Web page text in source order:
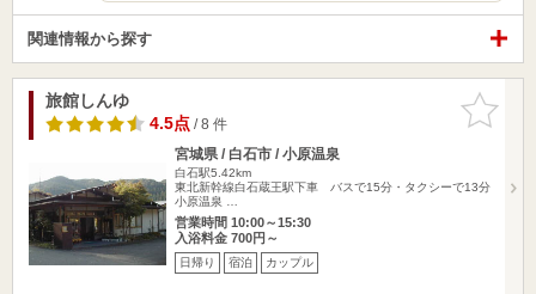
関連情報から探す
お気に入
りに追加
旅館しんゆ
4.5点/ 8 件
宮城県 / 白石市 / 小原温泉
白石駅5.42km
東北新幹線白石蔵王駅下車 バスで15分・タクシーで13分
小原温泉 …
営業時間 10:00～15:30
入浴料金 700円～
日帰り 宿泊 カップル